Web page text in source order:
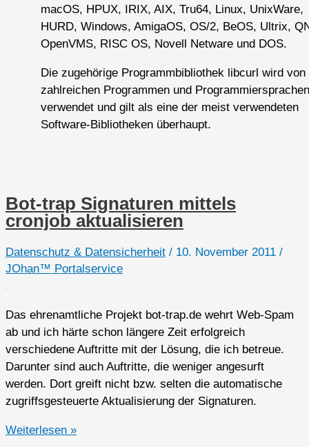
macOS, HPUX, IRIX, AIX, Tru64, Linux, UnixWare,
HURD, Windows, AmigaOS, OS/2, BeOS, Ultrix,
OpenVMS, RISC OS, Novell Netware und DOS.
Die zugehörige Programmbibliothek libcurl wird von
zahlreichen Programmen und Programmiersprachen
verwendet und gilt als eine der meist verwendeten
Software-Bibliotheken überhaupt.
Bot-trap Signaturen mittels
cronjob aktualisieren
Datenschutz & Datensicherheit / 10. November 2011 /
JOhan™ Portalservice
Das ehrenamtliche Projekt bot-trap.de wehrt Web-Spam
ab und ich härte schon längere Zeit erfolgreich
verschiedene Auftritte mit der Lösung, die ich betreue.
Darunter sind auch Auftritte, die weniger angesurft
werden. Dort greift nicht bzw. selten die automatische
zugriffsgesteuerte Aktualisierung der Signaturen.
Bot-
Weiterlesen »